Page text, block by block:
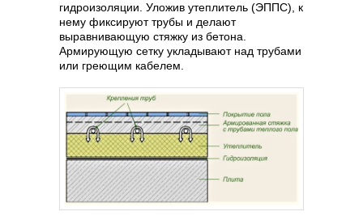
гидроизоляции. Уложив утеплитель (ЭППС), к
нему фиксируют трубы и делают
выравнивающую стяжку из бетона.
Армирующую сетку укладывают над трубами
или греющим кабелем.